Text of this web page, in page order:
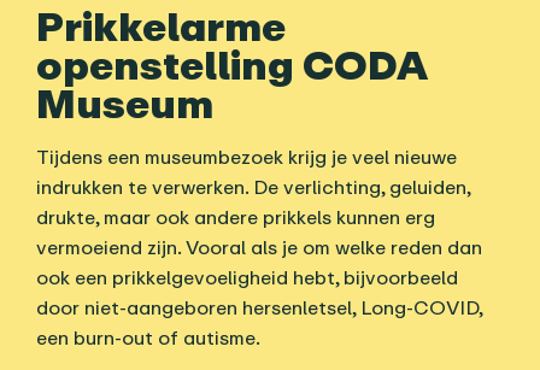
Prikkelarme
openstelling CODA
Museum
Tijdens een museumbezoek krijg je veel nieuwe
indrukken te verwerken. De verlichting, geluiden,
drukte, maar ook andere prikkels kunnen erg
vermoeiend zijn. Vooral als je om welke reden dan
ook een prikkelgevoeligheid hebt, bijvoorbeeld
door niet-aangeboren hersenletsel, Long-COVID,
een burn-out of autisme.